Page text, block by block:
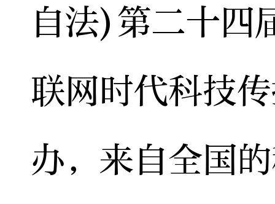
自法)第二十
联网时代科技
办，来自全国